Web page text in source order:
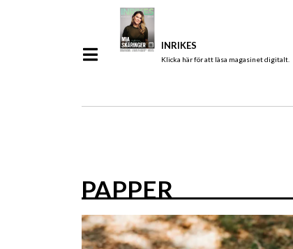
INRIKES
Klicka här för att läsa magasinet digitalt.
PAPPER